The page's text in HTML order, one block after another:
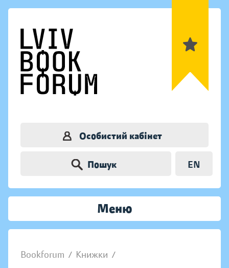
Особистий кабінет
Пошук EN
Меню
Bookforum / Книжки /